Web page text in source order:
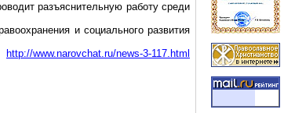
разъяснительную работу среди
и социального развития
http://www.narovchat.ru/news-3-117.html